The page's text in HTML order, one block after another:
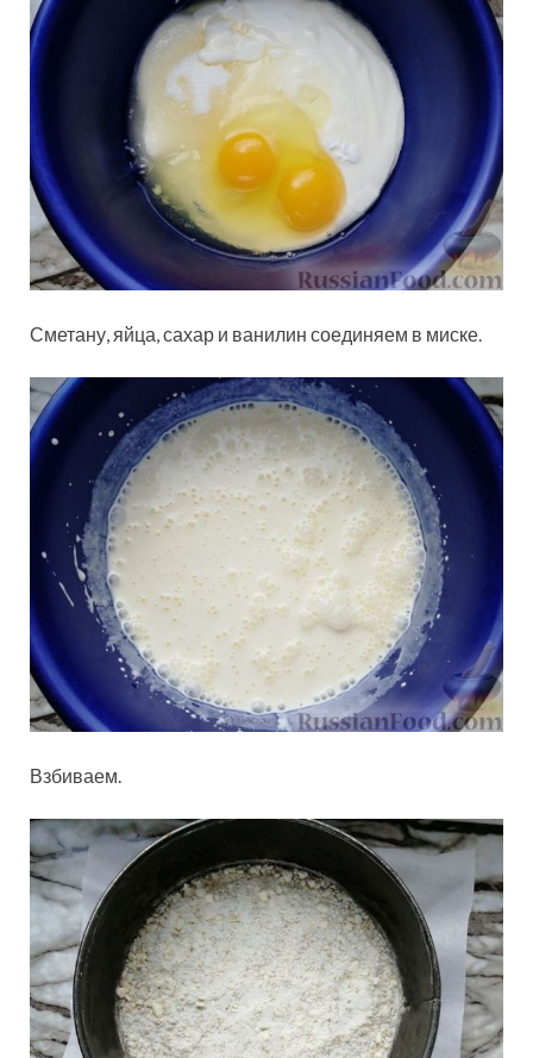
Сметану, яйца, сахар и ванилин соединяем в миске.
Взбиваем.